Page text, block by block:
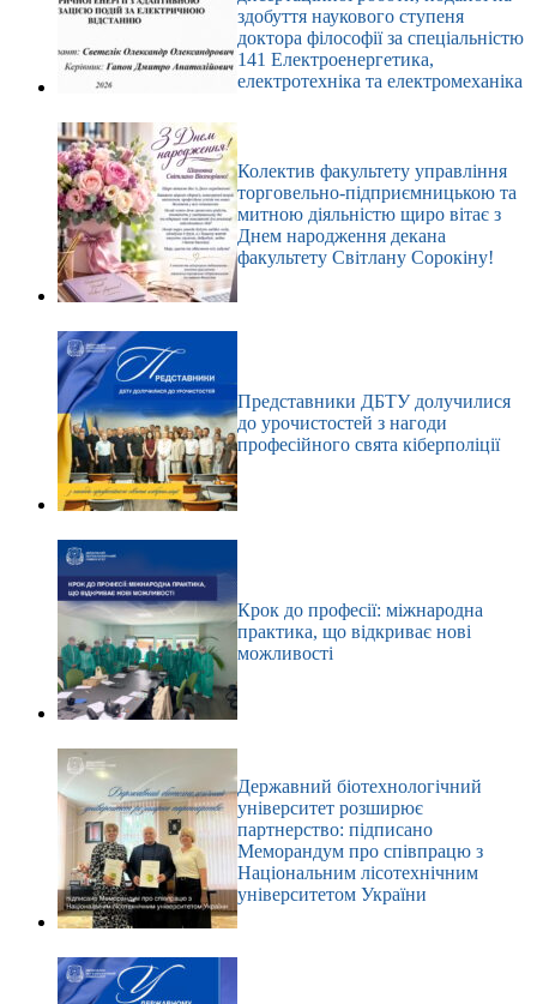
здобуття наукового ступеня
доктора філософії за спеціальністю
141 Електроенергетика,
електротехніка та електромеханіка
Колектив факультету управління
торговельно-підприємницькою та
митною діяльністю щиро вітає з
Днем народження декана
факультету Світлану Сорокіну!
Представники ДБТУ долучилися
до урочистостей з нагоди
професійного свята кіберполіції
Крок до професії: міжнародна
практика, що відкриває нові
можливості
Державний біотехнологічний
університет розширює
партнерство: підписано
Меморандум про співпрацю з
Національним лісотехнічним
університетом України